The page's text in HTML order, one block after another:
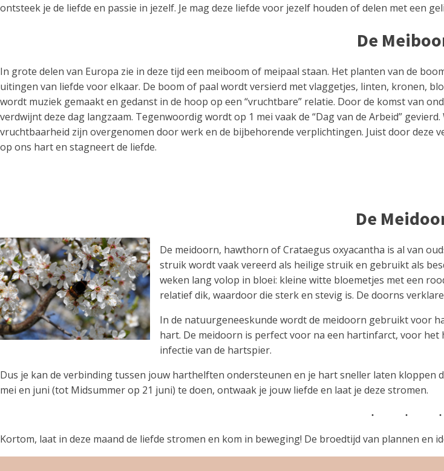
ontsteek je de liefde en passie in jezelf. Je mag deze liefde voor jezelf houden of delen met een
De
In grote delen van Europa zie in deze tijd een meiboom of meipaal staan. Het planten van de
uitingen van liefde voor elkaar. De boom of paal wordt versierd met vlaggetjes, linten, kronen,
wordt muziek gemaakt en gedanst in de hoop op een “vruchtbare” relatie. Door de komst van
verdwijnt deze dag langzaam. Tegenwoordig wordt op 1 mei vaak de “Dag van de Arbeid”
vruchtbaarheid zijn overgenomen door werk en de bijbehorende verplichtingen. Juist door deze
op ons hart en stagneert de liefde.
De
De meidoorn, hawthorn of Crataegus oxyacantha is al van
struik wordt vaak vereerd als heilige struik en gebruikt als
weken lang volop in bloei: kleine witte bloemetjes met een
relatief dik, waardoor die sterk en stevig is. De doorns
In de natuurgeneeskunde wordt de meidoorn gebruikt voor
hart. De meidoorn is perfect voor na een hartinfarct, voor
infectie van de hartspier.
Dus je kan de verbinding tussen jouw harthelften ondersteunen en je hart sneller laten
mei en juni (tot Midsummer op 21 juni) te doen, ontwaak je jouw liefde en laat je deze stromen.
Kortom, laat in deze maand de liefde stromen en kom in beweging! De broedtijd van plannen en